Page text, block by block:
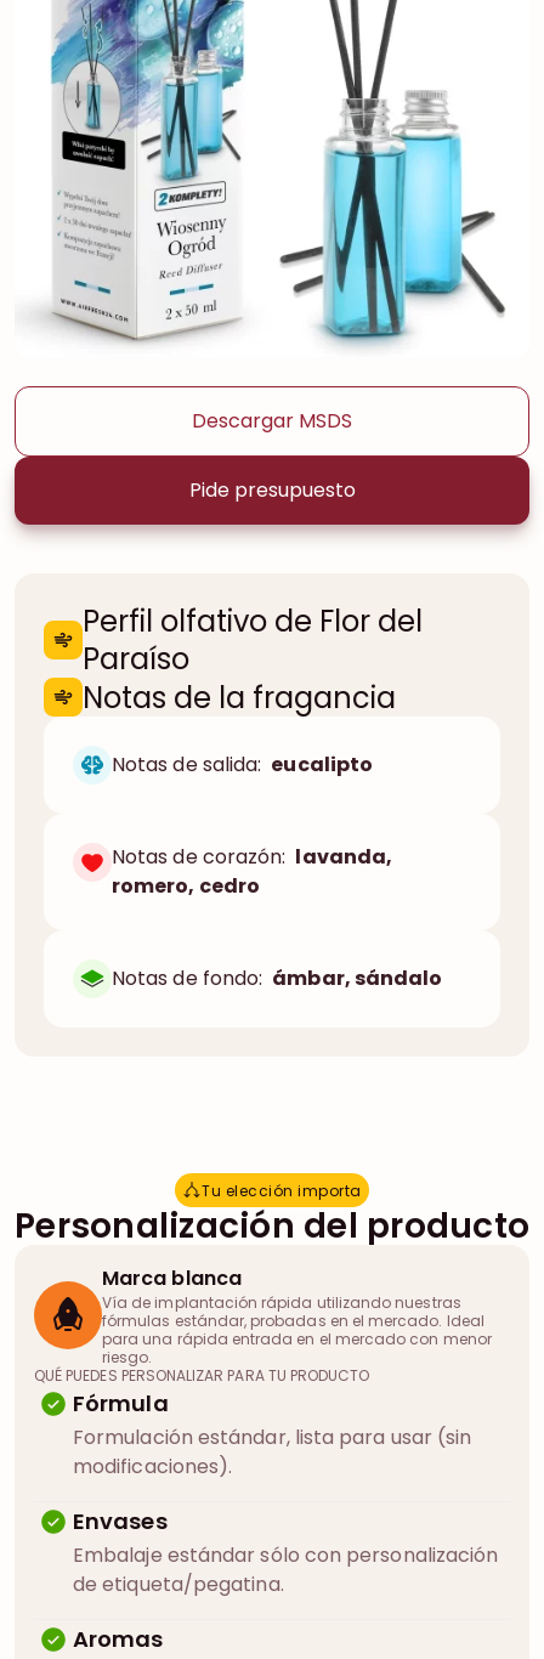
Descargar MSDS
Pide presupuesto
Perfil olfativo de Flor del
Paraíso
Notas de la fragancia
Notas de salida: eucalipto
Notas de corazón: lavanda,
romero, cedro
Notas de fondo: ámbar, sándalo
Tu elección importa
Tu elección importa
Personalización del producto
Marca blanca
Vía de implantación rápida utilizando nuestras
fórmulas estándar, probadas en el mercado. Ideal
para una rápida entrada en el mercado con menor
riesgo.
QUÉ PUEDES PERSONALIZAR PARA TU PRODUCTO
Fórmula
Formulación estándar, lista para usar (sin
modificaciones).
Envases
Embalaje estándar sólo con personalización
de etiqueta/pegatina.
Aromas